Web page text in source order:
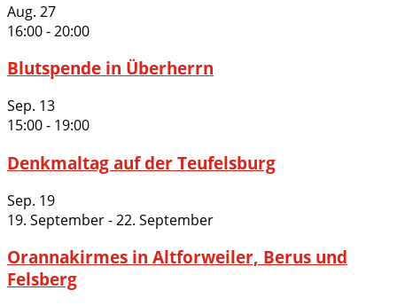
Aug. 27
16:00-20:00
Blutspende in Überherrn
Sep. 13
15:00- 19:00
Denkmaltag auf der Teufelsburg
Sep. 19
19. September-22. September
Orannakirmes in Altforweiler, Berus und
Felsberg